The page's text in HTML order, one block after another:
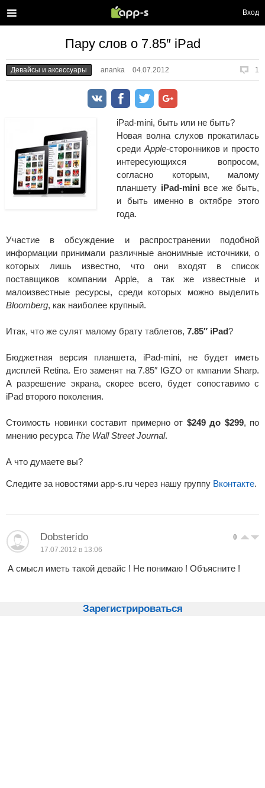
Вход
Пару слов о 7.85″ iPad
Девайсы и аксессуары ananka 04.07.2012 1
iPad-mini, быть или не быть?
Новая волна слухов прокатилась
среди Apple-сторонников и просто
интересующихся вопросом,
согласно которым, малому
планшету iPad-mini все же быть,
и быть именно в октябре этого
года.
Участие в обсуждение и распространении подобной
информации принимали различные анонимные источники, о
которых лишь известно, что они входят в список
поставщиков компании Apple, а так же известные и
малоизвестные ресурсы, среди которых можно выделить
Bloomberg, как наиболее крупный.
Итак, что же сулят малому брату таблетов, 7.85″ iPad?
Бюджетная версия планшета, iPad-mini, не будет иметь
дисплей Retina. Его заменят на 7.85″ IGZO от кмпании Sharp.
А разрешение экрана, скорее всего, будет сопоставимо с
iPad второго поколения.
Стоимость новинки составит примерно от $249 до $299, по
мнению ресурса The Wall Street Journal.
А что думаете вы?
Следите за новостями app-s.ru через нашу группу Вконтакте.
Dobsterido 0
17.07.2012 в 13:06
А смысл иметь такой девайс ! Не понимаю ! Объясните !
Зарегистрироваться